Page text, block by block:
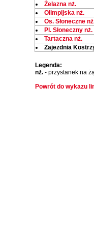
Żelazna nż.
Olimpijska nż.
Os. Słoneczne
Pl. Słoneczny nż.
Tartaczna nż.
Zajezdnia
Legenda:
nż.- przystanek na
Powrót do wykazu